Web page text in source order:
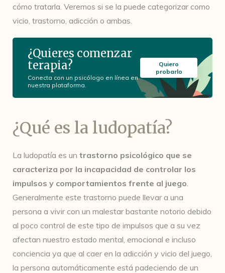
cómo tratarla. Veremos si se la puede categorizar como
vicio, trastorno, adicción o ambas.
¿Quieres comenzar
terapia?
Conecta con un psicólogo en línea en
nuestra plataforma.
Quiero
probarlo
¿Qué es la ludopatía?
La ludopatía es un trastorno psicológico que se
caracteriza por la incapacidad de controlar los
impulsos y comportamientos frente al juego.
Generalmente este trastorno puede llevar a una
persona a vivir con un malestar bastante notorio debido
al poco control de este tipo de impulsos que a su vez
afectan nuestro estado mental, emocional e incluso
conciencia ya que al caer en la adicción y vicio del juego,
la persona automáticamente está padeciendo de un